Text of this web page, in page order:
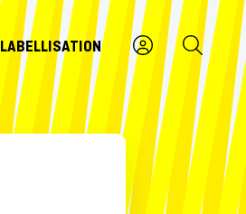
LABELLISATION